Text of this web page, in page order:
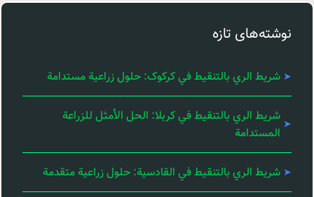
نوشته‌های تازه
شريط الري بالتنقيط في کرکوک: حلول زراعية مستدامة
شريط الري بالتنقيط في كربلا: الحل الأمثل للزراعة
المستدامة
شريط الري بالتنقيط في القادسية: حلول زراعية متقدمة